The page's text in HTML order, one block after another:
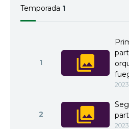
Temporada 1
1
2023
2
2023